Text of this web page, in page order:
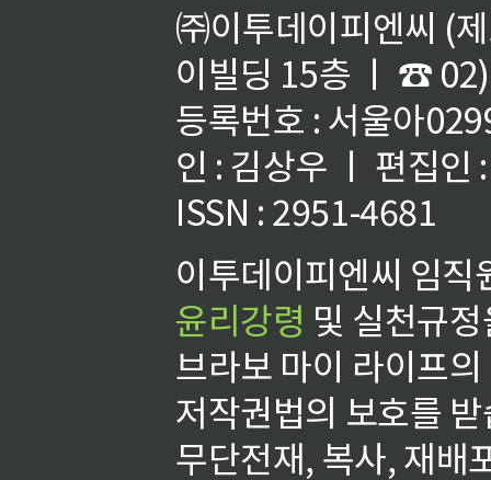
㈜이투데이피엔씨 (
이빌딩 15층 ㅣ ☎
등록번호 : 서울아
인 : 김상우 ㅣ 편집인
ISSN : 2951-4681
이투데이피엔씨 임
윤리강령 및 실천규
브라보 마이 라이프
저작권법의 보호를
무단전재, 복사, 재배